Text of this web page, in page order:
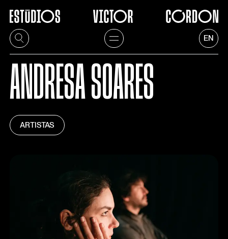
EN
ANDRESA SOARES
ARTISTAS